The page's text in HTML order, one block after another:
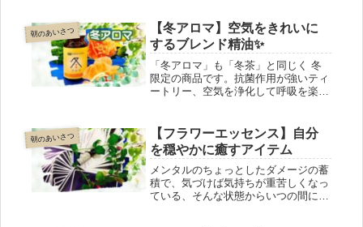
す。是非４種類をご家庭に常備してく
ださい。 オンラインショップでもど
うぞ。
朝のあいさつ
【冬アロマ】空気をきれいに
するブレンド精油✨
「冬アロマ」も「冬茶」と同じく 冬
限定の商品です。抗菌作用が強いティ
ートリー、空気を浄化して呼吸を楽に
3種類のブレンドです。スプレーやア
ロマストーンに落として、玄関や寝室
でお使いください。
朝のあいさつ
【フラワーエッセンス】自分
を穏やかに癒すアイテム
メンタルのちょっとしたダメージの蓄
積で、気づけば気持ちが重苦しくなっ
ている、そんな状態からいつの間にか